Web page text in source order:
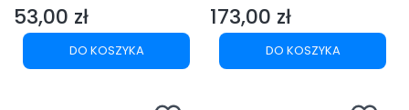
Cena
53,00 zł
DO KOSZYKA
Cena
173,00 zł
DO KOSZYKA